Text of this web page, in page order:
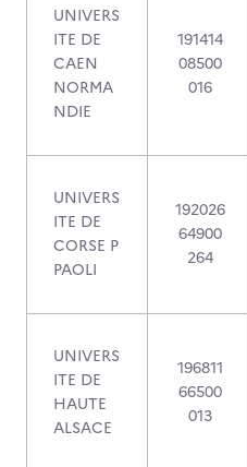
UNIVERS
ITE DE
CAEN
NORMA
NDIE
191414
08500
016
UNIVERS
ITE DE
CORSE P
PAOLI
192026
64900
264
UNIVERS
ITE DE
HAUTE
ALSACE
196811
66500
013